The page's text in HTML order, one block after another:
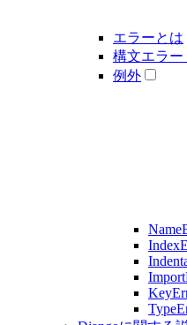
エラーとは
構文エラー
例外